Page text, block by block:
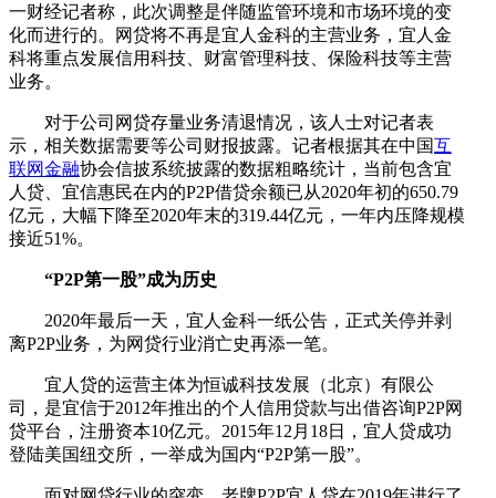
一财经记者称，此次调整是伴随监管环境和市场环境的变
化而进行的。网贷将不再是宜人金科的主营业务，宜人金
科将重点发展信用科技、财富管理科技、保险科技等主营
业务。
对于公司网贷存量业务清退情况，该人士对记者表
示，相关数据需要等公司财报披露。记者根据其在中国互
联网金融协会信披系统披露的数据粗略统计，当前包含宜
人贷、宜信惠民在内的P2P借贷余额已从2020年初的650.79
亿元，大幅下降至2020年末的319.44亿元，一年内压降规模
接近51%。
“P2P第一股”成为历史
2020年最后一天，宜人金科一纸公告，正式关停并剥
离P2P业务，为网贷行业消亡史再添一笔。
宜人贷的运营主体为恒诚科技发展（北京）有限公
司，是宜信于2012年推出的个人信用贷款与出借咨询P2P网
贷平台，注册资本10亿元。2015年12月18日，宜人贷成功
登陆美国纽交所，一举成为国内“P2P第一股”。